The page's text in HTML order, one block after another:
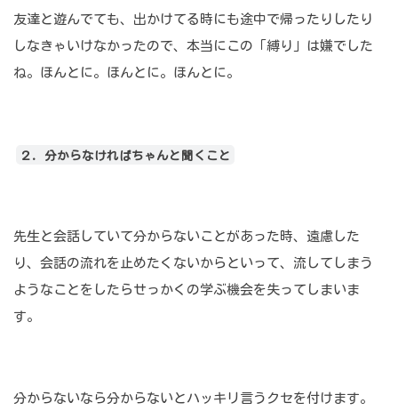
友達と遊んでても、出かけてる時にも途中で帰ったりしたり
しなきゃいけなかったので、本当にこの「縛り」は嫌でした
ね。ほんとに。ほんとに。ほんとに。
２．分からなければちゃんと聞くこと
先生と会話していて分からないことがあった時、遠慮した
り、会話の流れを止めたくないからといって、流してしまう
ようなことをしたらせっかくの学ぶ機会を失ってしまいま
す。
分からないなら分からないとハッキリ言うクセを付けます。